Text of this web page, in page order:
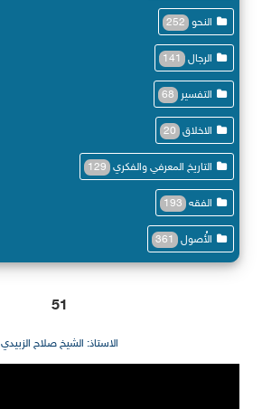
النحو 252
الرجال 141
التفسير 68
الاخلاق 20
التاريخ المعرفي والفكري 129
الفقه 193
الأُصول 361
51
الاستاذ: الشيخ صلاح الزبيدي